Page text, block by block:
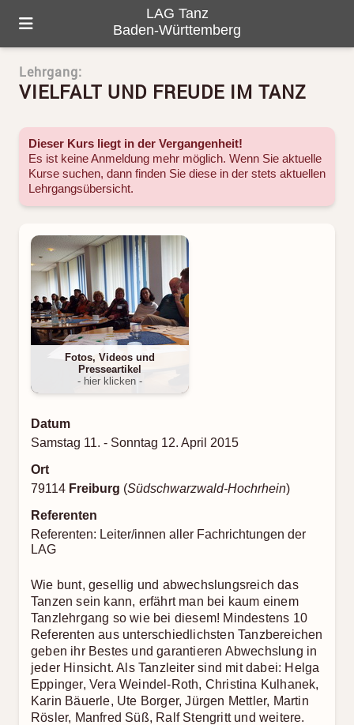
LAG Tanz
Baden-Württemberg
HOME
PROGRAMM
GALERIE
KONTAKTE
Lehrgang:
VIELFALT UND FREUDE IM TANZ
Dieser Kurs liegt in der Vergangenheit!
Es ist keine Anmeldung mehr möglich. Wenn Sie aktuelle
Kurse suchen, dann finden Sie diese in der stets aktuellen
Lehrgangsübersicht.
Fotos, Videos und
Presseartikel
- hier klicken -
Datum
Samstag 11. - Sonntag 12. April 2015
Ort
79114 Freiburg (Südschwarzwald-Hochrhein)
Referenten
Referenten: Leiter/innen aller Fachrichtungen der
LAG
Wie bunt, gesellig und abwechslungsreich das
Tanzen sein kann, erfährt man bei kaum einem
Tanzlehrgang so wie bei diesem! Mindestens 10
Referenten aus unterschiedlichsten Tanzbereichen
geben ihr Bestes und garantieren Abwechslung in
jeder Hinsicht. Als Tanzleiter sind mit dabei: Helga
Eppinger, Vera Weindel-Roth, Christina Kulhanek,
Karin Bäuerle, Ute Borger, Jürgen Mettler, Martin
Rösler, Manfred Süß, Ralf Stengritt und weitere.